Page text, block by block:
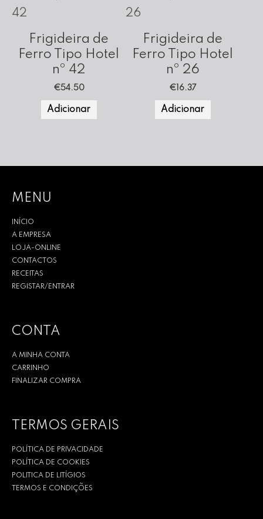
Frigideira de
Ferro Tipo Hotel
nº 42
€54.50
Adicionar
Frigideira de
Ferro Tipo Hotel
nº 26
€16.37
Adicionar
MENU
INÍCIO
A EMPRESA
LOJA-ONLINE
CONTACTOS
RECEITAS
REGISTAR/ENTRAR
CONTA
A MINHA CONTA
CARRINHO
FINALIZAR COMPRA
TERMOS GERAIS
POLÍTICA DE PRIVACIDADE
POLÍTICA DE COOKIES
POLITICA DE LITÍGIOS
TERMOS E CONDIÇÕES